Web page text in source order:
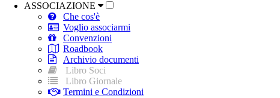
ASSOCIAZIONE
Che cos'è
Voglio associarmi
Convenzioni
Roadbook
Archivio documenti
Libro Soci
Libro Giornale
Termini e Condizioni